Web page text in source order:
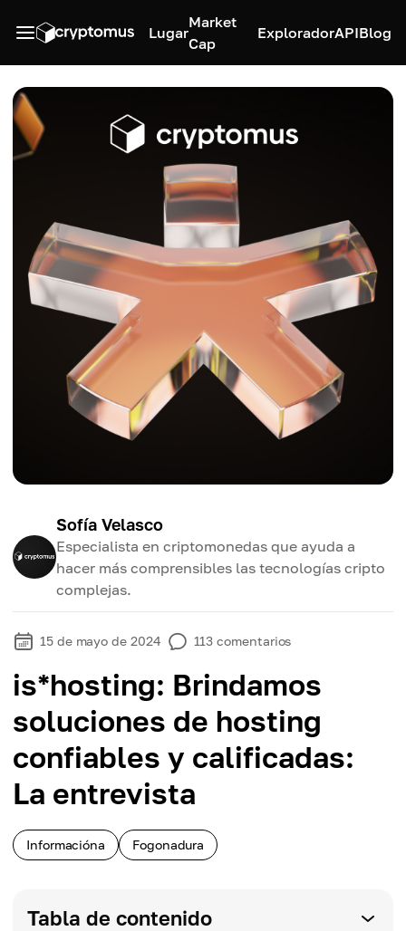
Lugar
Market
Cap
ExploradorAPIBlog
Sofía Velasco
Especialista en criptomonedas que ayuda a
hacer más comprensibles las tecnologías cripto
complejas.
15 de mayo de 2024 113 comentarios
is*hosting: Brindamos
soluciones de hosting
confiables y calificadas:
La entrevista
Informacióna Fogonadura
Tabla de contenido